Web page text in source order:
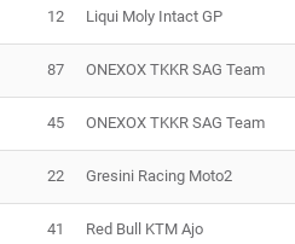
12 Liqui Moly Intact GP
87 ONEXOX TKKR SAG Team
45 ONEXOX TKKR SAG Team
22 Gresini Racing Moto2
41 Red Bull KTM Ajo